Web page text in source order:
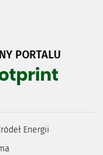
PORTALU
Energii